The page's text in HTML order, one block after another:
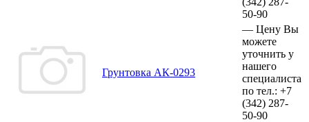
50-90
Грунтовка АК-0293
— Цену Вы
можете
уточнить у
нашего
специалиста
по тел.: +7
(342) 287-
50-90